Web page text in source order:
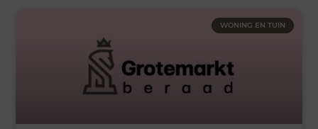
WONING EN TUIN